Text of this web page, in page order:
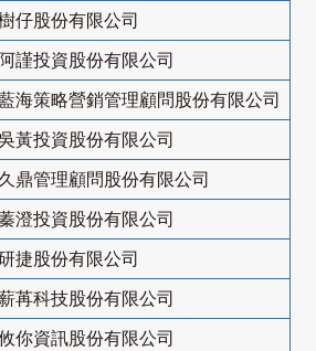
仔股份有限公司
阿謹投資股份有限公司
海策略營銷管理顧問股份有限公司
黃投資股份有限公司
久鼎管理顧問股份有限公司
澄投資股份有限公司
捷股份有限公司
苒科技股份有限公司
你資訊股份有限公司